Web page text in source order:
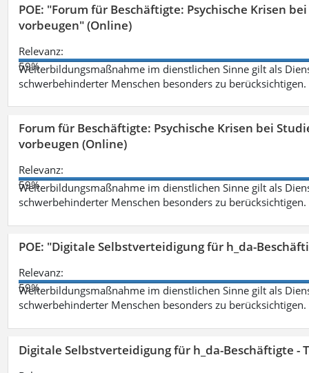
POE: "Forum für Beschäftigte: Psychische Krisen
vorbeugen" (Online)
Relevanz:
59%
Weiterbildungsmaßnahme im dienstlichen Sinne gilt als
schwerbehinderter Menschen besonders zu berücksichtigen.
Forum für Beschäftigte: Psychische Krisen bei
vorbeugen (Online)
Relevanz:
59%
Weiterbildungsmaßnahme im dienstlichen Sinne gilt als
schwerbehinderter Menschen besonders zu berücksichtigen.
POE: "Digitale Selbstverteidigung für h_da-
Relevanz:
59%
Weiterbildungsmaßnahme im dienstlichen Sinne gilt als
schwerbehinderter Menschen besonders zu berücksichtigen.
Digitale Selbstverteidigung für h_da-Beschäftigte -